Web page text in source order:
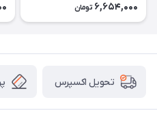
6,654,000 تومان
تحویل اکسپرس